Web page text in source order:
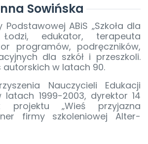
Sowińska
Podstawowej ABiS „Szkoła dla
edukator, terapeuta
programów, podręczników,
dla szkół i przeszkoli.
autorskich w latach 90.
Nauczycieli Edukacji
latach 1999-2003, dyrektor 14
projektu „Wieś przyjazna
firmy szkoleniowej Alter-